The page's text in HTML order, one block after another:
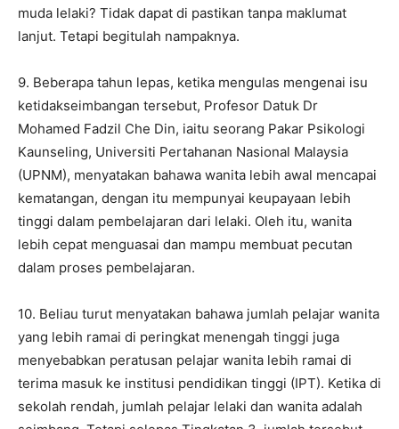
muda lelaki? Tidak dapat di pastikan tanpa maklumat
lanjut. Tetapi begitulah nampaknya.
9. Beberapa tahun lepas, ketika mengulas mengenai isu
ketidakseimbangan tersebut, Profesor Datuk Dr
Mohamed Fadzil Che Din, iaitu seorang Pakar Psikologi
Kaunseling, Universiti Pertahanan Nasional Malaysia
(UPNM), menyatakan bahawa wanita lebih awal mencapai
kematangan, dengan itu mempunyai keupayaan lebih
tinggi dalam pembelajaran dari lelaki. Oleh itu, wanita
lebih cepat menguasai dan mampu membuat pecutan
dalam proses pembelajaran.
10. Beliau turut menyatakan bahawa jumlah pelajar wanita
yang lebih ramai di peringkat menengah tinggi juga
menyebabkan peratusan pelajar wanita lebih ramai di
terima masuk ke institusi pendidikan tinggi (IPT). Ketika di
sekolah rendah, jumlah pelajar lelaki dan wanita adalah